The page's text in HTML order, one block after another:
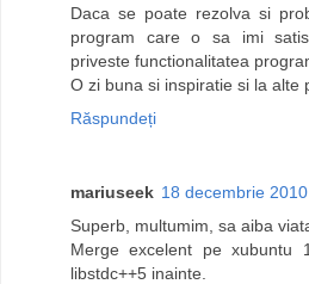
Daca se poate rezolva si
program care o sa imi
priveste functionalitatea
O zi buna si inspiratie si la alte
Răspundeți
mariuseek 18 decembrie
Superb, multumim, sa aiba
Merge excelent pe xubuntu
libstdc++5 inainte.